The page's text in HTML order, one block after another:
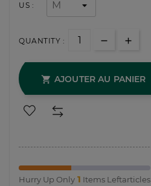
US :
QUANTITY :
 AJOUTER AU PANIER
Hurry Up Only 1 Items Leftarticles